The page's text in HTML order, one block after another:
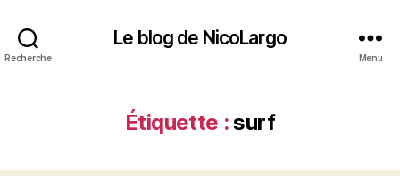
Recherche
Le blog de NicoLargo
Menu
Étiquette :surf